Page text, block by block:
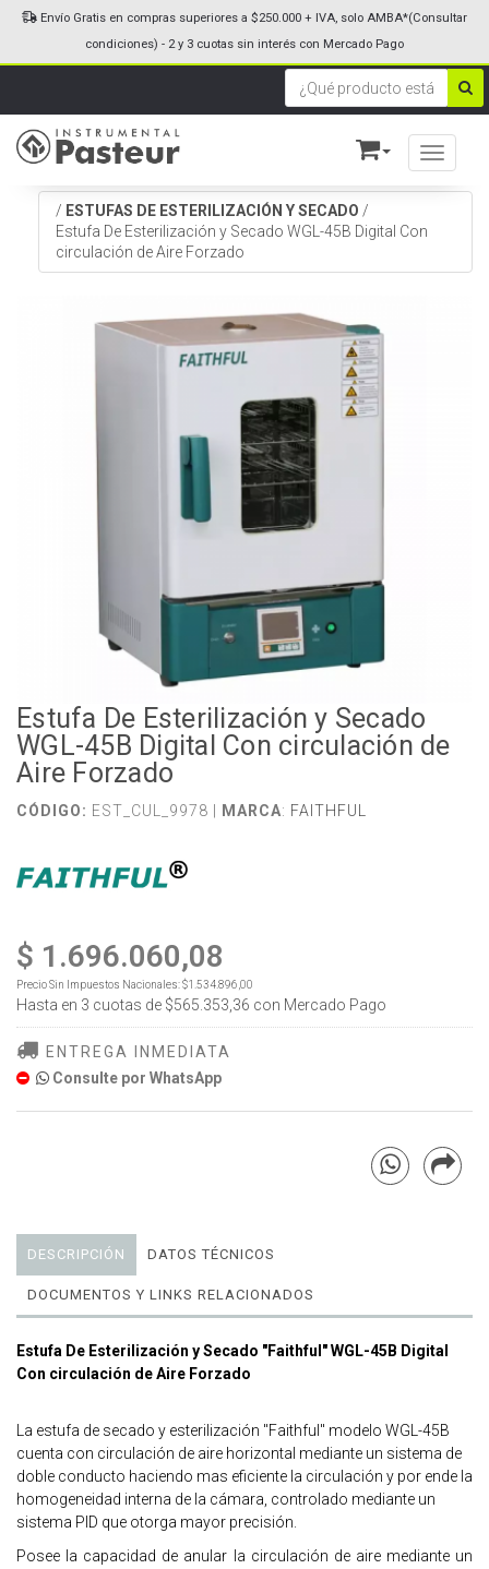
Toggle
Envío Gratis en compras superiores a $250.000 + IVA, solo AMBA*(Consultar
condiciones) - 2 y 3 cuotas sin interés con Mercado Pago
/ ESTUFAS DE ESTERILIZACIÓN Y SECADO /
Estufa De Esterilización y Secado WGL-45B Digital Con
circulación de Aire Forzado
Estufa De Esterilización y Secado
WGL-45B Digital Con circulación de
Aire Forzado
CÓDIGO: EST_CUL_9978 | MARCA: FAITHFUL
$ 1.696.060,08
Precio Sin Impuestos Nacionales:$1.534.896,00
Hasta en 3 cuotas de $565.353,36 con Mercado Pago
ENTREGA INMEDIATA
Consulte por WhatsApp
DESCRIPCIÓN DATOS TÉCNICOS
DOCUMENTOS Y LINKS RELACIONADOS
Estufa De Esterilización y Secado "Faithful" WGL-45B Digital
Con circulación de Aire Forzado
La estufa de secado y esterilización "Faithful" modelo WGL-45B
cuenta con circulación de aire horizontal mediante un sistema de
doble conducto haciendo mas eficiente la circulación y por ende la
homogeneidad interna de la cámara, controlado mediante un
sistema PID que otorga mayor precisión.
Posee la capacidad de anular la circulación de aire mediante un